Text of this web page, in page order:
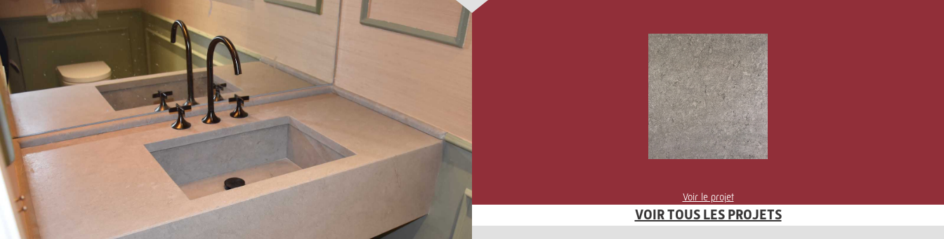
Voir le projet
VOIR TOUS LES PROJETS